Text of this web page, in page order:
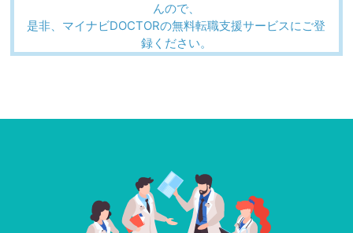
んので、
是非、マイナビDOCTORの無料転職支援サービスにご登
録ください。